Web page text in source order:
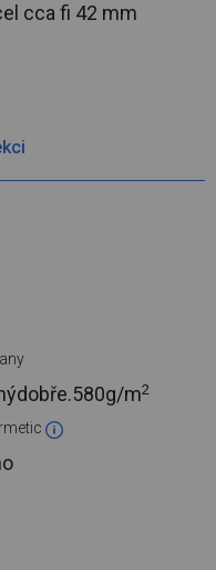
ccafi 42 mm
580g/m2